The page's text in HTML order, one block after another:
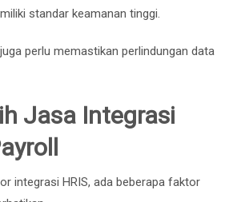
standar keamanan tinggi.
perlu memastikan perlindungan data
Jasa Integrasi
integrasi HRIS, ada beberapa faktor